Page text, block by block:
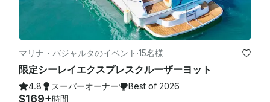
マリナ・バジャルタのイベント ·15名様
限定シーレイエクスプレスクルーザーヨット
4.8 スーパーオーナー Best of 2026
$169+時間